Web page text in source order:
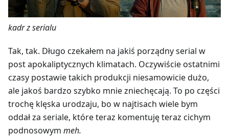
kadr z serialu
Tak, tak. Długo czekałem na jakiś porządny serial w
post apokaliptycznych klimatach. Oczywiście ostatnimi
czasy postawie takich produkcji niesamowicie dużo,
ale jakoś bardzo szybko mnie zniechęcają. To po części
trochę klęska urodzaju, bo w najtisach wiele bym
oddał za seriale, które teraz komentuję teraz cichym
podnosowym meh.